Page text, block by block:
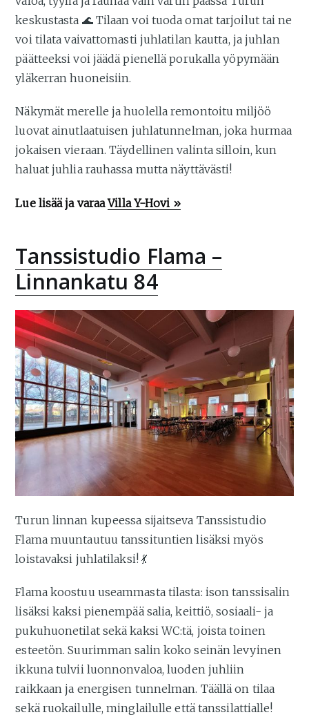
keskustasta 🌊 Tilaan voi tuoda omat tarjoilut tai ne
voi tilata vaivattomasti juhlatilan kautta, ja juhlan
päätteeksi voi jäädä pienellä porukalla yöpymään
yläkerran huoneisiin.
Näkymät merelle ja huolella remontoitu miljöö
luovat ainutlaatuisen juhlatunnelman, joka hurmaa
jokaisen vieraan. Täydellinen valinta silloin, kun
haluat juhlia rauhassa mutta näyttävästi!
Lue lisää ja varaaVilla Y-Hovi »
Tanssistudio Flama –
Linnankatu 84
Turun linnan kupeessa sijaitseva Tanssistudio
Flama muuntautuu tanssituntien lisäksi myös
loistavaksi juhlatilaksi! 💃
Flama koostuu useammasta tilasta: ison tanssisalin
lisäksi kaksi pienempää salia, keittiö, sosiaali- ja
pukuhuonetilat sekä kaksi WC:tä, joista toinen
esteetön. Suurimman salin koko seinän levyinen
ikkuna tulvii luonnonvaloa, luoden juhliin
raikkaan ja energisen tunnelman. Täällä on tilaa
sekä ruokailulle, minglailulle että tanssilattialle!